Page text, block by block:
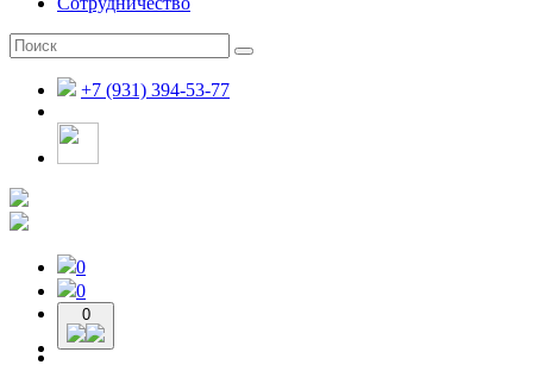
+7 (931) 394-53-77
0
0
0